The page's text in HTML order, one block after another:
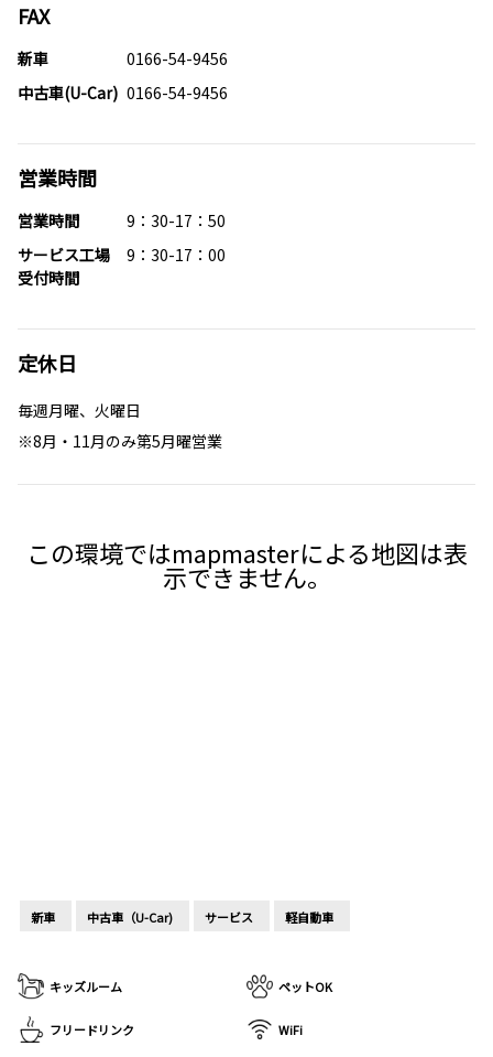
FAX
新車
0166-54-9456
中古車(U-Car) 0166-54-9456
営業時間
営業時間
9：30-17：50
サービス工場
受付時間
9：30-17：00
定休日
毎週月曜、火曜日
※8月・11月のみ第5月曜営業
新車 中古車（U-Car) サービス 軽自動車
キッズルーム ペットOK
フリードリンク WiFi
この環境ではmapmasterによる地図は表
示できません。